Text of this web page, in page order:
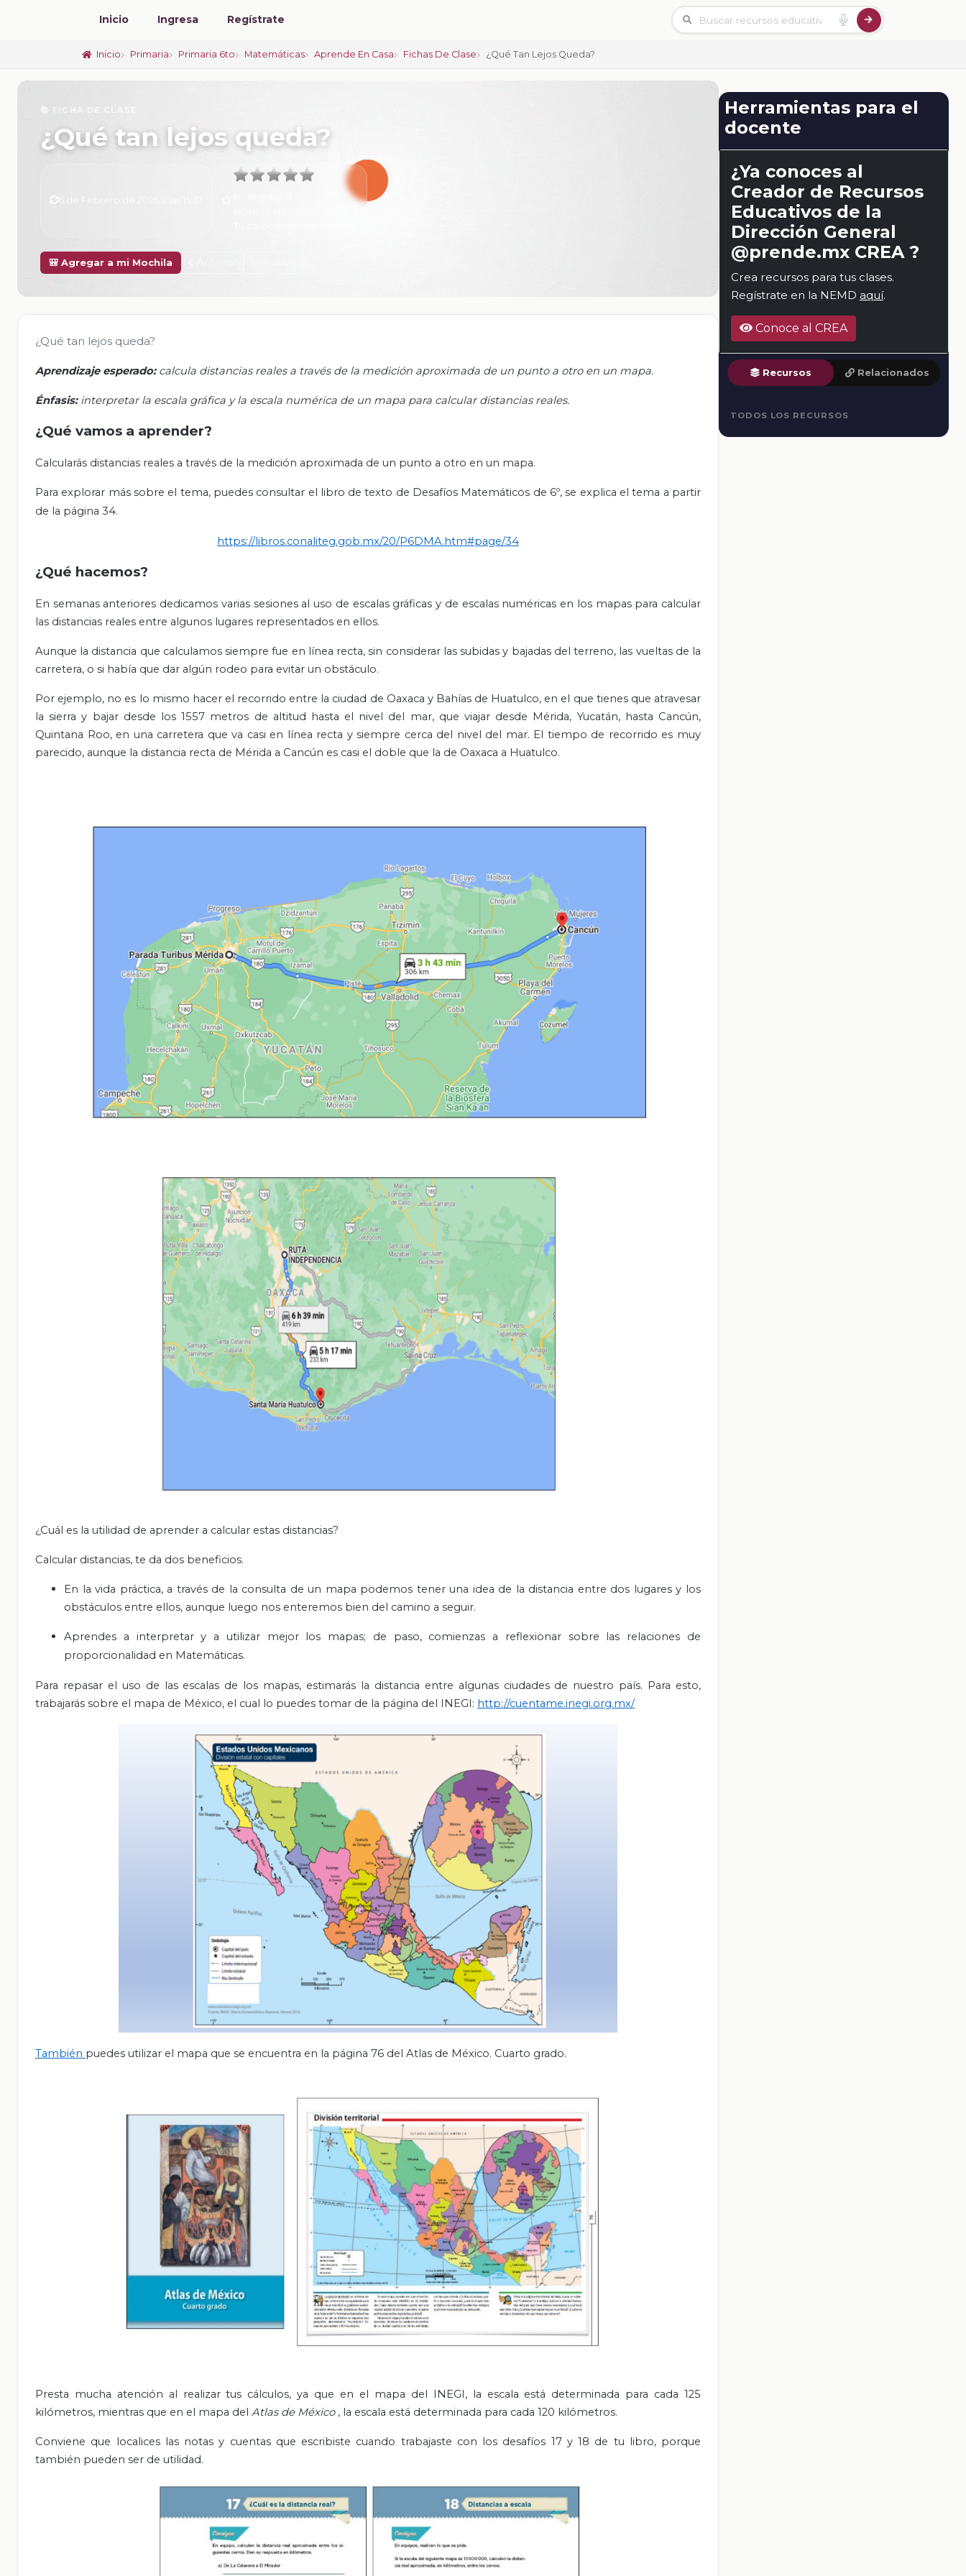
Inicio Ingresa Regístrate
Inicio Primaria Primaria 6to Matemáticas Aprende En Casa Fichas De Clase ¿Qué Tan Lejos Queda?
📚 FICHA DE CLASE
¿Qué tan lejos queda?
🎒 Agregar a mi Mochila
¿Qué tan lejos queda?
Aprendizaje esperado: calcula distancias reales a través de la medición aproximada de un punto a otro en un mapa.
Énfasis: interpretar la escala gráfica y la escala numérica de un mapa para calcular distancias reales.
¿Qué vamos a aprender?
Calcularás distancias reales a través de la medición aproximada de un punto a otro en un mapa.
Para explorar más sobre el tema, puedes consultar el libro de texto de Desafíos Matemáticos de 6º, se explica el tema a partir
de la página 34.
https://libros.conaliteg.gob.mx/20/P6DMA.htm#page/34
¿Qué hacemos?
En semanas anteriores dedicamos varias sesiones al uso de escalas gráficas y de escalas numéricas en los mapas para calcular
las distancias reales entre algunos lugares representados en ellos.
Aunque la distancia que calculamos siempre fue en línea recta, sin considerar las subidas y bajadas del terreno, las vueltas de la
carretera, o si había que dar algún rodeo para evitar un obstáculo.
Por ejemplo, no es lo mismo hacer el recorrido entre la ciudad de Oaxaca y Bahías de Huatulco, en el que tienes que atravesar
la sierra y bajar desde los 1557 metros de altitud hasta el nivel del mar, que viajar desde Mérida, Yucatán, hasta Cancún,
Quintana Roo, en una carretera que va casi en línea recta y siempre cerca del nivel del mar. El tiempo de recorrido es muy
parecido, aunque la distancia recta de Mérida a Cancún es casi el doble que la de Oaxaca a Huatulco.
¿Cuál es la utilidad de aprender a calcular estas distancias?
Calcular distancias, te da dos beneficios.
En la vida práctica, a través de la consulta de un mapa podemos tener una idea de la distancia entre dos lugares y los
obstáculos entre ellos, aunque luego nos enteremos bien del camino a seguir.
Aprendes a interpretar y a utilizar mejor los mapas; de paso, comienzas a reflexionar sobre las relaciones de
proporcionalidad en Matemáticas.
Para repasar el uso de las escalas de los mapas, estimarás la distancia entre algunas ciudades de nuestro país. Para esto,
trabajarás sobre el mapa de México, el cual lo puedes tomar de la página del INEGI: http://cuentame.inegi.org.mx/
También puedes utilizar el mapa que se encuentra en la página 76 del Atlas de México. Cuarto grado.
Presta mucha atención al realizar tus cálculos, ya que en el mapa del INEGI, la escala está determinada para cada 125
kilómetros, mientras que en el mapa del Atlas de México , la escala está determinada para cada 120 kilómetros.
Conviene que localices las notas y cuentas que escribiste cuando trabajaste con los desafíos 17 y 18 de tu libro, porque
también pueden ser de utilidad.
Herramientas para el
docente
¿Ya conoces al
Creador de Recursos
Educativos de la
Dirección General
@prende.mx CREA ?
Crea recursos para tus clases.
Regístrate en la NEMD aquí.
Conoce al CREA
Recursos Relacionados
TODOS LOS RECURSOS